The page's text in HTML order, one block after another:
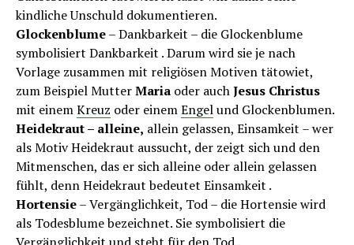
kindliche Unschuld dokumentieren.
Glockenblume– Dankbarkeit – die Glockenblume
symbolisiert Dankbarkeit . Darum wird sie je nach
Vorlage zusammen mit religiösen Motiven tätowiet,
zum Beispiel MutterMaria oder auchJesus Christus
mit einemKreuz oder einemEngelund Glockenblumen.
Heidekraut – alleine, allein gelassen, Einsamkeit – wer
als Motiv Heidekraut aussucht, der zeigt sich und den
Mitmenschen, das er sich alleine oder allein gelassen
fühlt, denn Heidekraut bedeutet Einsamkeit .
Hortensie– Vergänglichkeit, Tod – die Hortensie wird
als Todesblume bezeichnet. Sie symbolisiert die